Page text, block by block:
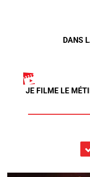
DANS
JE FILME LE